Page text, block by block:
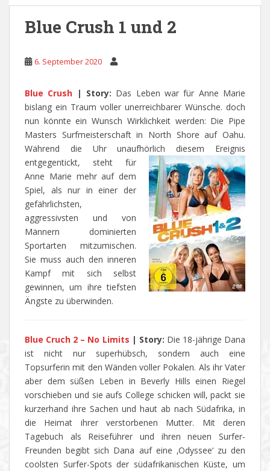
Blue Crush 1 und 2
6. September 2020
Blue Crush | Story: Das Leben war für Anne Marie
bislang ein Traum voller unerreichbarer Wünsche. doch
nun könnte ein Wunsch Wirklichkeit werden: Die Pipe
Masters Surfmeisterschaft in North Shore auf Oahu.
Während die Uhr unaufhörlich diesem Ereignis
entgegentickt, steht für
Anne Marie mehr auf dem
Spiel, als nur in einer der
gefährlichsten,
aggressivsten und von
Männern dominierten
Sportarten mitzumischen.
Sie muss auch den inneren
Kampf mit sich selbst
gewinnen, um ihre tiefsten
Ängste zu überwinden.
Blue Cruch 2 – No Limits | Story: Die 18-jährige Dana
ist nicht nur superhübsch, sondern auch eine
Topsurferin mit den Wänden voller Pokalen. Als ihr Vater
aber dem süßen Leben in Beverly Hills einen Riegel
vorschieben und sie aufs College schicken will, packt sie
kurzerhand ihre Sachen und haut ab nach Südafrika, in
die Heimat ihrer verstorbenen Mutter. Mit deren
Tagebuch als Reiseführer und ihren neuen Surfer-
Freunden begibt sich Dana auf eine ‚Odyssee‘ zu den
coolsten Surfer-Spots der südafrikanischen Küste, um